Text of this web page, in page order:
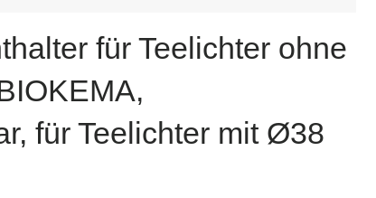
für Teelichter ohne
für Teelichter mit Ø38